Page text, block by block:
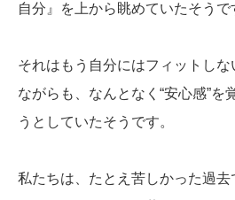
自分』を上から眺めていたそうで
それはもう自分にはフィットしな
ながらも、なんとなく“安心感”を
うとしていたそうです。
私たちは、たとえ苦しかった過